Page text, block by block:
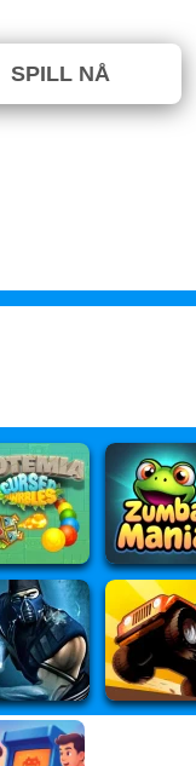
SPILL NÅ